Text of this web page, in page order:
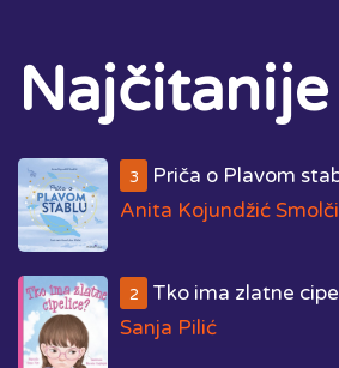
Najčitanije
3
Priča o Plavom
Anita Kojundžić
2
Tko ima zlatne
Sanja Pilić